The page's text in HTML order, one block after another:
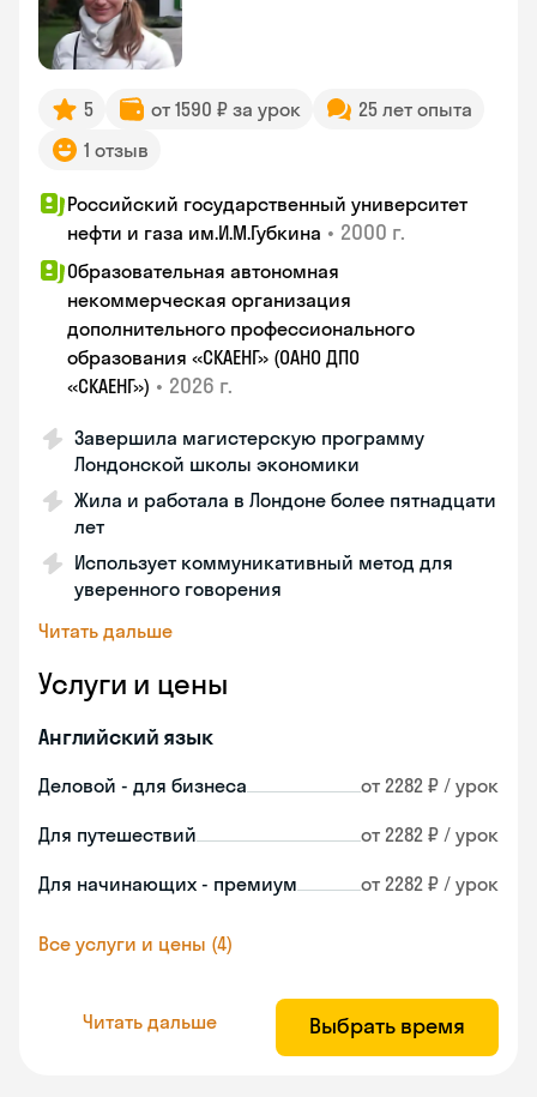
5 от 1590 ₽ за урок
25 лет опыта
1 отзыв
Российский государственный университет
нефти и газа им.И.М.Губкина • 2000 г.
Образовательная автономная
некоммерческая организация
дополнительного профессионального
образования «СКАЕНГ» (ОАНО ДПО
«СКАЕНГ») • 2026 г.
Завершила магистерскую программу
Лондонской школы экономики
Жила и работала в Лондоне более пятнадцати
лет
Использует коммуникативный метод для
уверенного говорения
Читать дальше
Услуги и цены
Английский язык
Деловой - для бизнеса от 2282 ₽ / урок
Для путешествий от 2282 ₽ / урок
Для начинающих - премиум от 2282 ₽ / урок
Все услуги и цены (4)
Читать дальше Выбрать время